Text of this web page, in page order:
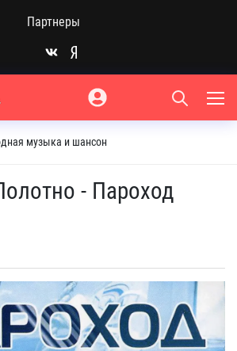
Партнеры
музыка и шансон
- Пароход